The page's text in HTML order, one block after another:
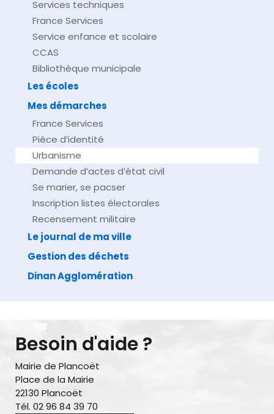
Services techniques
France Services
Service enfance et scolaire
CCAS
Bibliothèque municipale
Les écoles
Mes démarches
France Services
Pièce d’identité
Urbanisme
Demande d’actes d’état civil
Se marier, se pacser
Inscription listes électorales
Recensement militaire
Le journal de ma ville
Gestion des déchets
Dinan Agglomération
Besoin d'aide ?
Mairie de Plancoët
Place de la Mairie
22130 Plancoët
Tél. 02 96 84 39 70